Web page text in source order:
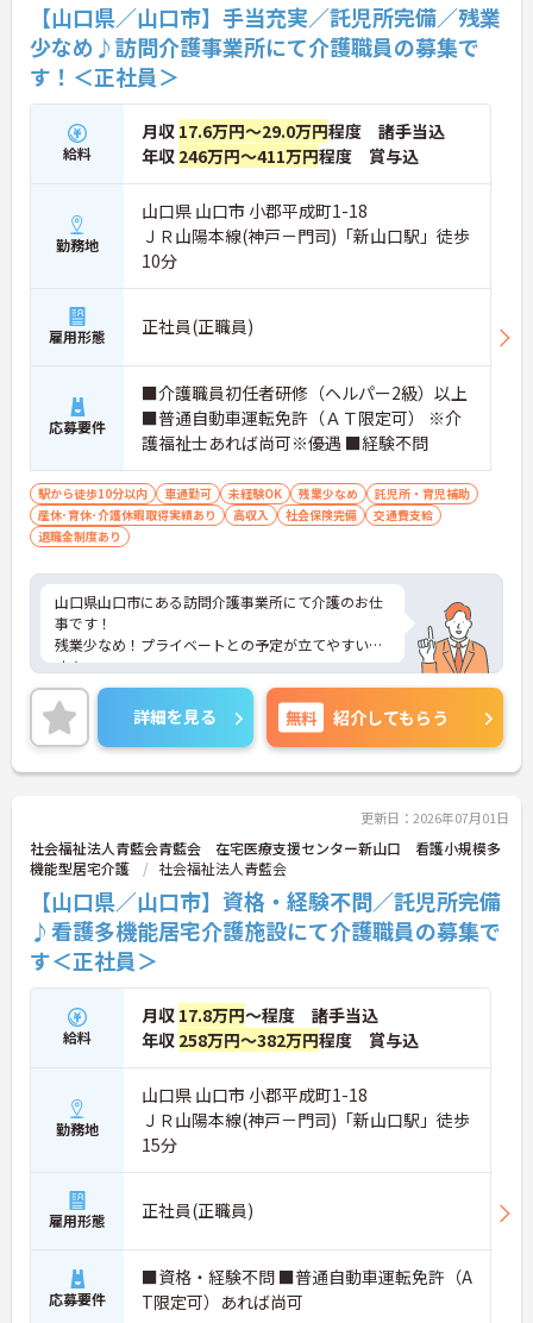
【山口県／山口市】手当充実／託児所完備／残業
少なめ♪訪問介護事業所にて介護職員の募集で
す！＜正社員＞
給料
月収 17.6万円～29.0万円程度 諸手当込
年収 246万円～411万円程度 賞与込
勤務地
山口県 山口市 小郡平成町1-18
ＪＲ山陽本線(神戸－門司)「新山口駅」徒歩
10分
雇用形態 正社員(正職員)
応募要件
■介護職員初任者研修（ヘルパー2級）以上
■普通自動車運転免許（ＡＴ限定可） ※介
護福祉士あれば尚可※優遇 ■経験不問
駅から徒歩10分以内 車通勤可 未経験OK 残業少なめ
託児所・育児補助
産休･育休･介護休暇取得実績あり
高収入 社会保険完備
交通費支給
退職金制度あり
山口県山口市にある訪問介護事業所にて介護のお仕
事です！
残業少なめ！プライベートとの予定が立てやすいで
す★
託児所も完備されていますので、お子様がいらっし
ゃる方でも安心してご就業していただけます♪
ご興味ある方には、面接対策ポイントなど、さらに
詳細をお話しいたしますのでお気軽にご相談くださ
い。
詳細を見る 無料 紹介してもらう
更新日：2026年07月01日
社会福祉法人青藍会青藍会 在宅医療支援センター新山口 看護小規模多
機能型居宅介護
社会福祉法人青藍会
【山口県／山口市】資格・経験不問／託児所完備
♪看護多機能居宅介護施設にて介護職員の募集で
す＜正社員＞
給料
月収 17.8万円～程度 諸手当込
年収 258万円～382万円程度 賞与込
勤務地
山口県 山口市 小郡平成町1-18
ＪＲ山陽本線(神戸－門司)「新山口駅」徒歩
15分
雇用形態 正社員(正職員)
応募要件
■資格・経験不問 ■普通自動車運転免許（A
T限定可）あれば尚可